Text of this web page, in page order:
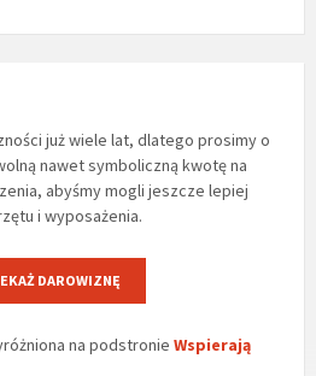
już wiele lat, dlatego prosimy o
nawet symboliczną kwotę na
abyśmy mogli jeszcze lepiej
i wyposażenia.
DAROWIZNĘ
na podstronie Wspierają